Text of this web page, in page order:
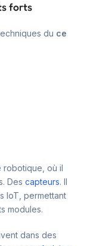
forts
du ce
robotique, où il
Des capteurs. Il
IoT, permettant
modules.
dans des